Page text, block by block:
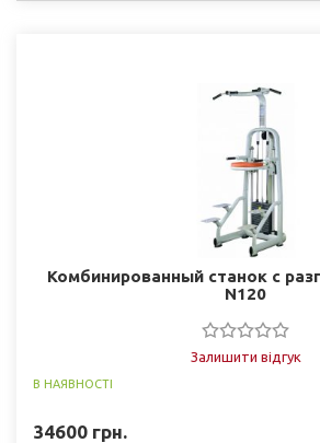
Комбинированный станок с
N120
Залишити відгук
В НАЯВНОСТІ
34600 грн.